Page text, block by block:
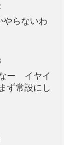
やらないわ
ー イヤイ
常設にし